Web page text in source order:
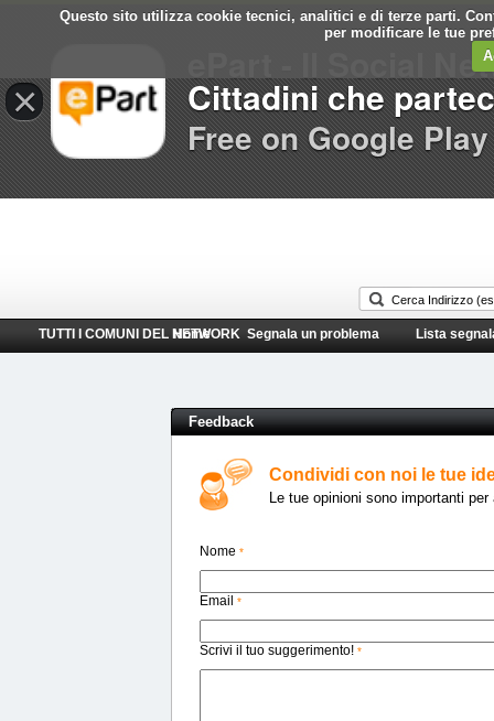
Questo sito utilizza cookie tecnici, analitici e di terze parti.
per modificare le tue
TUTTI I COMUNI DEL NETWORK
Home Segnala un problema Lista
Feedback
Condividi con noi le tue
Le tue opinioni sono importanti
Nome *
Email *
Scrivi il tuo suggerimento! *
×
ePart - Il Social
Cittadini che
Free on Google Play